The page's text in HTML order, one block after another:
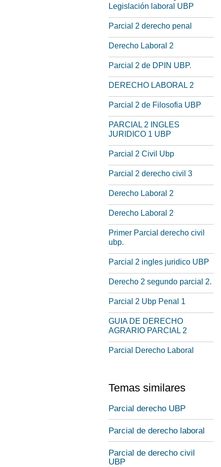
Legislación laboral UBP
Parcial 2 derecho penal
Derecho Laboral 2
Parcial 2 de DPIN UBP.
DERECHO LABORAL 2
Parcial 2 de Filosofia UBP
PARCIAL 2 INGLES
JURIDICO 1 UBP
Parcial 2 Civil Ubp
Parcial 2 derecho civil 3
Derecho Laboral 2
Derecho Laboral 2
Primer Parcial derecho civil
ubp.
Parcial 2 ingles juridico UBP
Derecho 2 segundo parcial 2.
Parcial 2 Ubp Penal 1
GUIA DE DERECHO
AGRARIO PARCIAL 2
Parcial Derecho Laboral
Temas similares
Parcial derecho UBP
Parcial de derecho laboral
Parcial de derecho civil
UBP